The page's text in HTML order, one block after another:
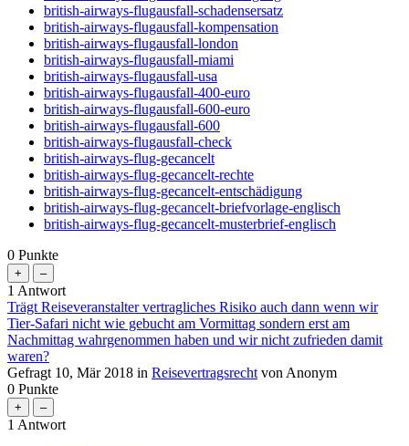
british-airways-flugausfall-schadensersatz
british-airways-flugausfall-kompensation
british-airways-flugausfall-london
british-airways-flugausfall-miami
british-airways-flugausfall-usa
british-airways-flugausfall-400-euro
british-airways-flugausfall-600-euro
british-airways-flugausfall-600
british-airways-flugausfall-check
british-airways-flug-gecancelt
british-airways-flug-gecancelt-rechte
british-airways-flug-gecancelt-entschädigung
british-airways-flug-gecancelt-briefvorlage-englisch
british-airways-flug-gecancelt-musterbrief-englisch
0 Punkte
1 Antwort
Trägt Reiseveranstalter vertragliches Risiko auch dann wenn wir
Tier-Safari nicht wie gebucht am Vormittag sondern erst am
Nachmittag wahrgenommen haben und wir nicht zufrieden damit
waren?
Gefragt 10, Mär 2018 in Reisevertragsrecht von Anonym
0 Punkte
1 Antwort